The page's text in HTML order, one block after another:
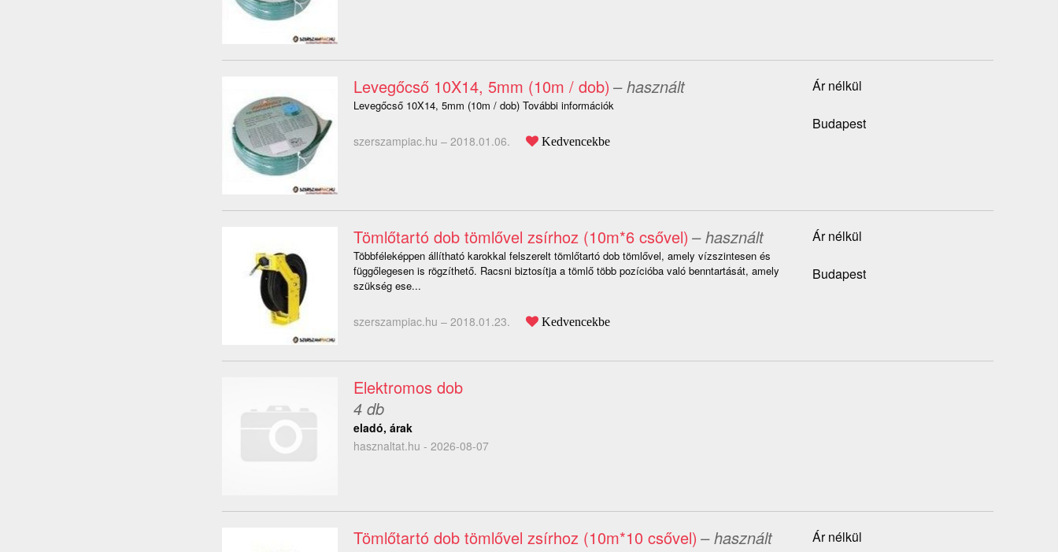
Levegőcső 10X14, 5mm (10m / dob) – használt
Levegőcső 10X14, 5mm (10m / dob) További információk
szerszampiac.hu – 2018.01.06. Kedvencekbe
Ár nélkül
Budapest
Tömlőtartó dob tömlővel zsírhoz (10m*6 csővel) – használt
Többféleképpen állítható karokkal felszerelt tömlőtartó dob tömlővel, amely vízszintesen és
függőlegesen is rögzíthető. Racsni biztosítja a tömlő több pozícióba való benntartását, amely
szükség ese...
szerszampiac.hu – 2018.01.23. Kedvencekbe
Ár nélkül
Budapest
Elektromos dob
4 db
eladó, árak
hasznaltat.hu - 2026-08-07
Tömlőtartó dob tömlővel zsírhoz (10m*10 csővel) – használt Ár nélkül